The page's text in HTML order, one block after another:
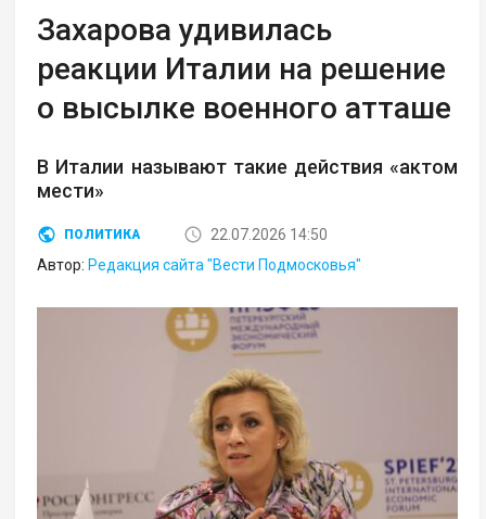
Захарова удивилась
реакции Италии на решение
о высылке военного атташе
В Италии называют такие действия «актом
мести»
ПОЛИТИКА
22.07.2026 14:50
Автор: Редакция сайта "Вести Подмосковья"